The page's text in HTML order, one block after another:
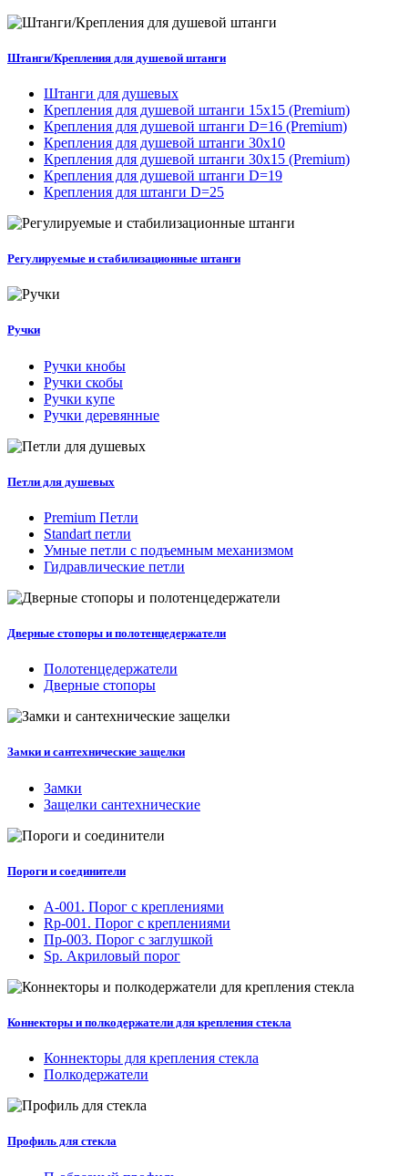
Штанги/Крепления для душевой штанги
Штанги для душевых
Крепления для душевой штанги 15х15 (Premium)
Крепления для душевой штанги D=16 (Premium)
Крепления для душевой штанги 30x10
Крепления для душевой штанги 30x15 (Premium)
Крепления для душевой штанги D=19
Крепления для штанги D=25
Регулируемые и стабилизационные штанги
Ручки
Ручки кнобы
Ручки скобы
Ручки купе
Ручки деревянные
Петли для душевых
Premium Петли
Standart петли
Умные петли c подъемным механизмом
Гидравлические петли
Дверные стопоры и полотенцедержатели
Полотенцедержатели
Дверные стопоры
Замки и сантехнические защелки
Замки
Защелки сантехнические
Пороги и соединители
A-001. Порог с креплениями
Rp-001. Порог с креплениями
Пр-003. Порог с заглушкой
Sp. Акриловый порог
Коннекторы и полкодержатели для крепления стекла
Коннекторы для крепления стекла
Полкодержатели
Профиль для стекла